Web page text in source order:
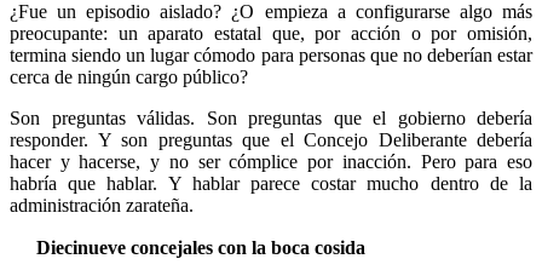
¿Fue un episodio aislado? ¿O empieza a configurarse algo más
preocupante: un aparato estatal que, por acción o por omisión,
termina siendo un lugar cómodo para personas que no deberían estar
cerca de ningún cargo público?
Son preguntas válidas. Son preguntas que el gobierno debería
responder. Y son preguntas que el Concejo Deliberante debería
hacer y hacerse, y no ser cómplice por inacción. Pero para eso
habría que hablar. Y hablar parece costar mucho dentro de la
administración zarateña.
Diecinueve concejales con la boca cosida